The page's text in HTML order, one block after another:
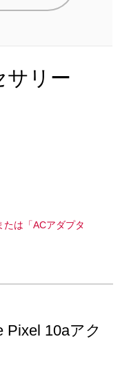
サリー
は「ACアダプタ
Pixel 10aアク